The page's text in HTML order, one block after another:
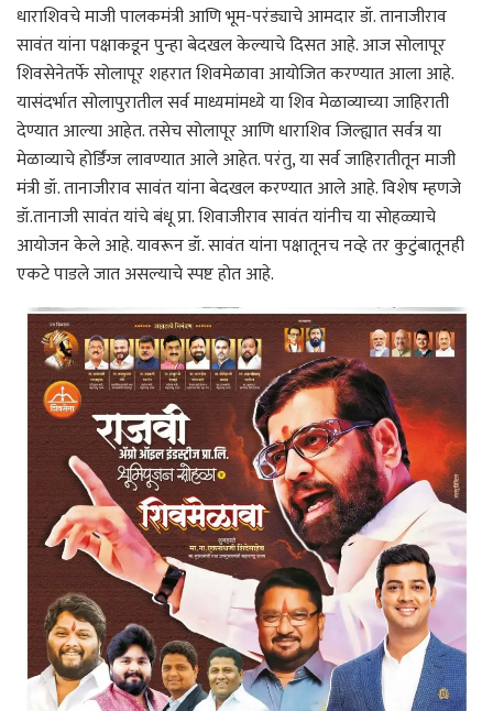
धाराशिवचे माजी पालकमंत्री आणि भूम-परंड्याचे आमदार डॉ. तानाजीराव
सावंत यांना पक्षाकडून पुन्हा बेदखल केल्याचे दिसत आहे. आज सोलापूर
शिवसेनेतर्फे सोलापूर शहरात शिवमेळावा आयोजित करण्यात आला आहे.
यासंदर्भात सोलापुरातील सर्व माध्यमांमध्ये या शिव मेळाव्याच्या जाहिराती
देण्यात आल्या आहेत. तसेच सोलापूर आणि धाराशिव जिल्ह्यात सर्वत्र या
मेळाव्याचे होर्डिंग्ज लावण्यात आले आहेत. परंतु, या सर्व जाहिरातीतून माजी
मंत्री डॉ. तानाजीराव सावंत यांना बेदखल करण्यात आले आहे. विशेष म्हणजे
डॉ.तानाजी सावंत यांचे बंधू प्रा. शिवाजीराव सावंत यांनीच या सोहळ्याचे
आयोजन केले आहे. यावरून डॉ. सावंत यांना पक्षातूनच नव्हे तर कुटुंबातूनही
एकटे पाडले जात असल्याचे स्पष्ट होत आहे.